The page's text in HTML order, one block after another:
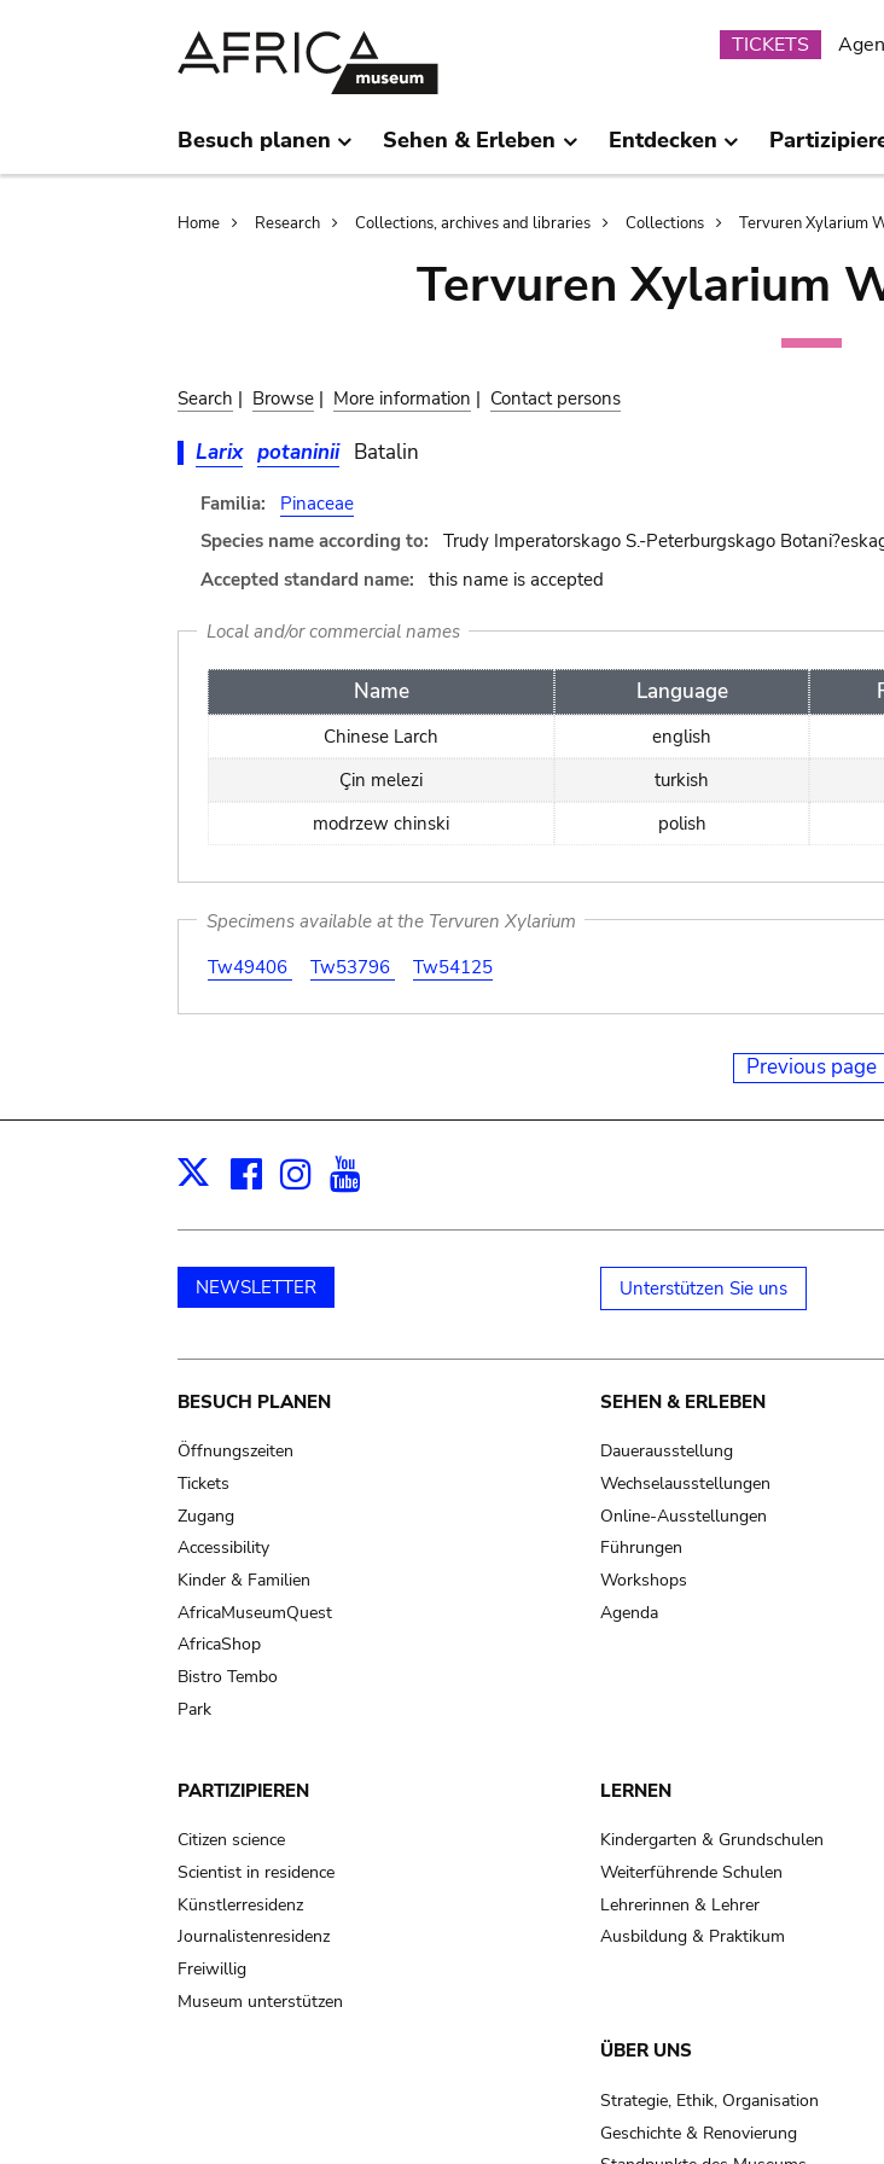
TICKETS
Besuch planen Sehen & Erleben Entdecken
Breadcrumb
Home Research Collections, archives and libraries Collections Tervuren Xylarium
Tervuren Xylarium
Search | Browse | More information | Contact persons
Larix potaninii Batalin
Familia:
Pinaceae
Species name according to:
Trudy Imperatorskago S.-Peterburgskago
Accepted standard name:
this name is accepted
Local and/or commercial names
Name Language
Chinese Larch english
Çin melezi
turkish
modrzew chinski
polish
Specimens available at the Tervuren Xylarium
Tw49406
Tw53796 Tw54125
Previous page
X Facebook
Instagram
NEWSLETTER Unterstützen Sie uns
Main
navigation
BESUCH PLANEN
Öffnungszeiten
Tickets
Zugang
Accessibility
Kinder & Familien
AfricaMuseumQuest
AfricaShop
Bistro Tembo
Park
SEHEN & ERLEBEN
Dauerausstellung
Wechselausstellungen
Online-Ausstellungen
Führungen
Workshops
Agenda
PARTIZIPIEREN
Citizen science
Scientist in residence
Künstlerresidenz
Journalistenresidenz
Freiwillig
Museum unterstützen
LERNEN
Kindergarten & Grundschulen
Weiterführende Schulen
Lehrerinnen & Lehrer
Ausbildung & Praktikum
ÜBER UNS
Strategie, Ethik, Organisation
Geschichte & Renovierung